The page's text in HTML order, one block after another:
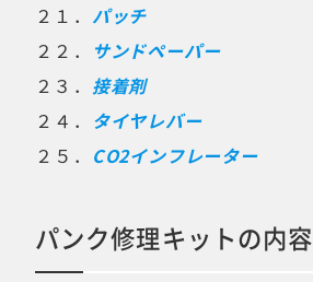
２１． パッチ
２２．
サンドペーパー
２３． 接着剤
２４． タイヤレバー
２５． CO2インフレーター
パンク修理キットの内容